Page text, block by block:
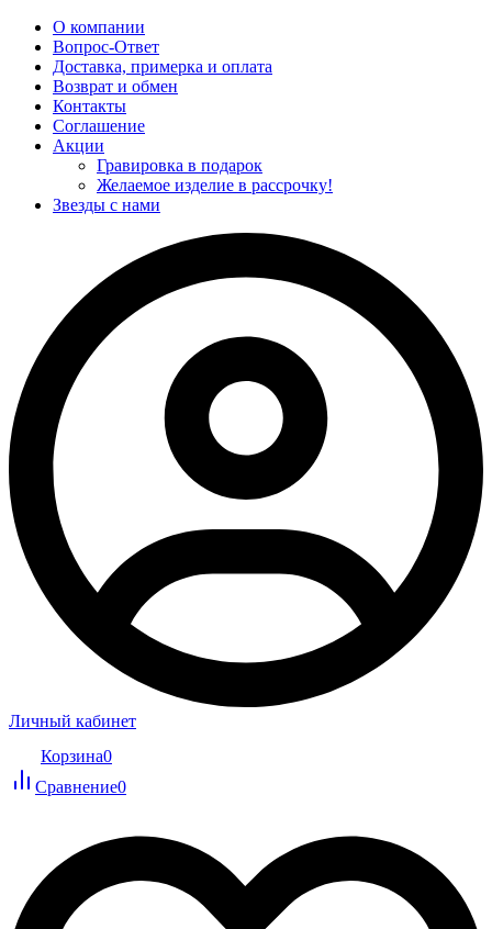
О компании
Вопрос-Ответ
Доставка, примерка и оплата
Возврат и обмен
Контакты
Соглашение
Акции
Гравировка в подарок
Желаемое изделие в рассрочку!
Звезды с нами
Личный кабинет
Корзина0
Сравнение0